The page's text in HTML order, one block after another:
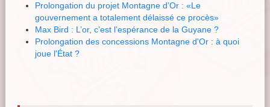
Prolongation du projet Montagne d’Or : «Le
gouvernement a totalement délaissé ce procès»
Max Bird : L’or, c’est l’espérance de la Guyane ?
Prolongation des concessions Montagne d'Or : à quoi
joue l'État ?